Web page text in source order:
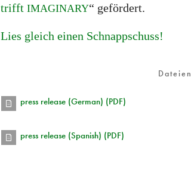
trifft IMAGINARY“ gefördert.
Lies gleich einen Schnappschuss!
Dateien
press release (German) (PDF)
press release (Spanish) (PDF)